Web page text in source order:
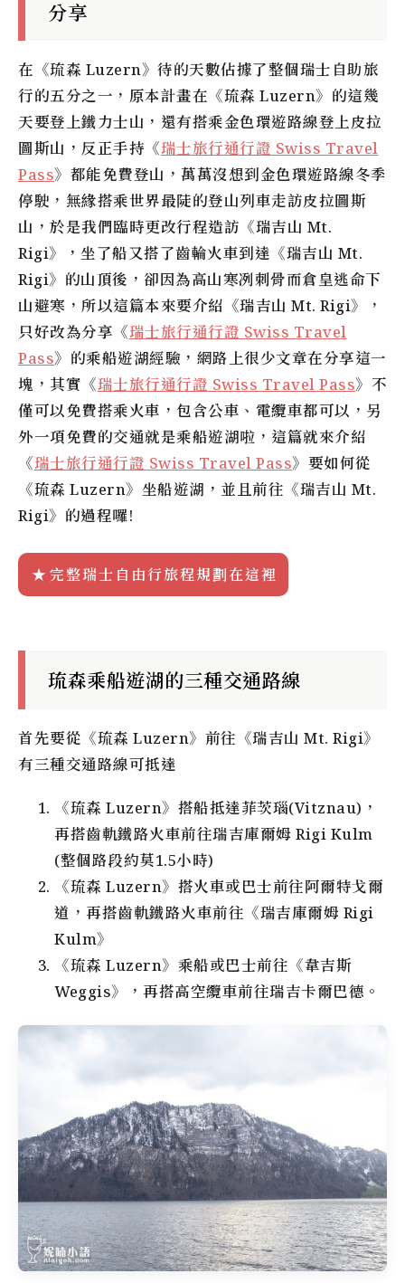
分享
在《琉森 Luzern》待的天數佔據了整個瑞士自助旅
行的五分之一，原本計畫在《琉森 Luzern》的這幾
天要登上鐵力士山，還有搭乘金色環遊路線登上皮拉
圖斯山，反正手持《瑞士旅行通行證 Swiss Travel
Pass》都能免費登山，萬萬沒想到金色環遊路線冬季
停駛，無緣搭乘世界最陡的登山列車走訪皮拉圖斯
山，於是我們臨時更改行程造訪《瑞吉山 Mt.
Rigi》，坐了船又搭了齒輪火車到達《瑞吉山 Mt.
Rigi》的山頂後，卻因為高山寒冽刺骨而倉皇逃命下
山避寒，所以這篇本來要介紹《瑞吉山 Mt. Rigi》，
只好改為分享《瑞士旅行通行證 Swiss Travel
Pass》的乘船遊湖經驗，網路上很少文章在分享這一
塊，其實《瑞士旅行通行證 Swiss Travel Pass》不
僅可以免費搭乘火車，包含公車、電纜車都可以，另
外一項免費的交通就是乘船遊湖啦，這篇就來介紹
《瑞士旅行通行證 Swiss Travel Pass》要如何從
《琉森 Luzern》坐船遊湖，並且前往《瑞吉山 Mt.
Rigi》的過程囉!
完整瑞士自由行旅程規劃在這裡
琉森乘船遊湖的三種交通路線
首先要從《琉森 Luzern》前往《瑞吉山 Mt. Rigi》
有三種交通路線可抵達
《琉森 Luzern》搭船抵達菲茨瑙(Vitznau)，
再搭齒軌鐵路火車前往瑞吉庫爾姆 Rigi Kulm
(整個路段約莫1.5小時)
《琉森 Luzern》搭火車或巴士前往阿爾特戈爾
道，再搭齒軌鐵路火車前往《瑞吉庫爾姆 Rigi
Kulm》
《琉森 Luzern》乘船或巴士前往《韋吉斯
Weggis》，再搭高空纜車前往瑞吉卡爾巴德。